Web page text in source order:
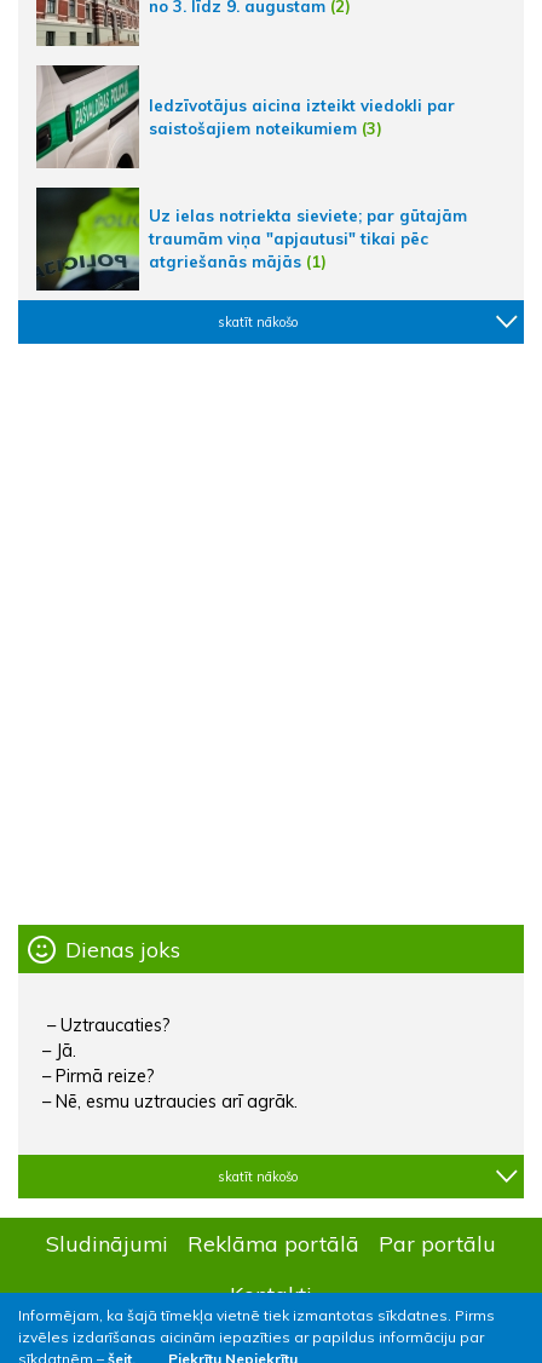
Informējam, ka šajā tīmekļa vietnē tiek izmantotas sīkdatnes. Pirms
izvēles izdarīšanas aicinām iepazīties ar papildus informāciju par
sīkdatnēm – šeit. Piekrītu Nepiekrītu
no 3. līdz 9. augustam (2)
Iedzīvotājus aicina izteikt viedokli par
saistošajiem noteikumiem (3)
Uz ielas notriekta sieviete; par gūtajām
traumām viņa "apjautusi" tikai pēc
atgriešanās mājās (1)
skatīt nākošo
Dienas joks
– Uztraucaties?
– Jā.
– Pirmā reize?
– Nē, esmu uztraucies arī agrāk.
skatīt nākošo
Sludinājumi Reklāma portālā
Par portālu
Kontakti